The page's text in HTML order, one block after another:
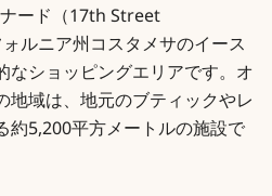
ード（17th Street
ルニア州コスタメサのイース
なショッピングエリアです。オ
域は、地元のブティックやレ
約5,200平方メートルの施設で